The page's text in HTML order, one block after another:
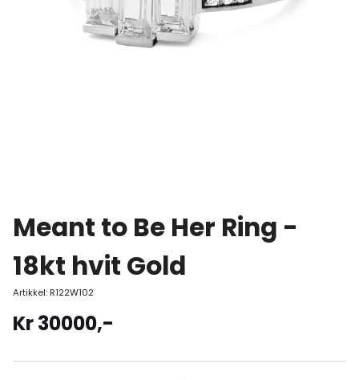
Meant to Be Her Ring -
18kt hvit Gold
Artikkel:R122W102
Kr30000,-